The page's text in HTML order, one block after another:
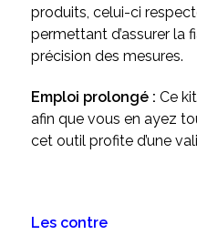
produits, celui-ci
permettant d’assurer la
précision des mesures.
Emploi prolongé : Ce
afin que vous en ayez
cet outil profite d’une
Les contre